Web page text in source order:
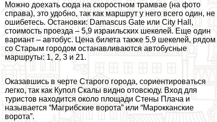
Можно доехать сюда на скоростном трамвае (на фото
справа), это удобно, так как маршрут у него всего один, не
ошибетесь. Остановки: Damascus Gate или City Hall,
стоимость проезда – 5,9 израильских шекелей. Еще один
вариант – автобус. Цена билета также 5,9 шекелей, рядом
со Старым городом останавливаются автобусные
маршруты: 1, 2, 3 и 21.
Оказавшись в черте Старого города, сориентироваться
легко, так как Купол Скалы видно отовсюду. Вход для
туристов находится около площади Стены Плача и
называется “Магрибские ворота” или “Марокканские
ворота”.